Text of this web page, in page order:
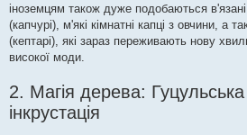
іноземцям також дуже подобаються
(капчурі), м'які кімнатні капці з овчини, а
(кептарі), які зараз переживають нову
високої моди.
2. Магія дерева: Гуцульська
інкрустація